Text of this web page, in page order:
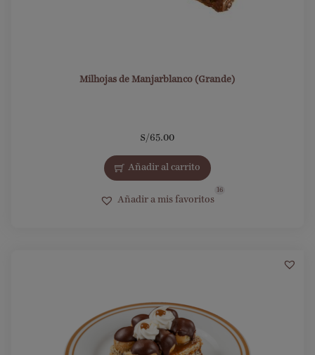
Milhojas de Manjarblanco (Grande)
S/65.00
Añadir al carrito
Añadir a mis favoritos
16